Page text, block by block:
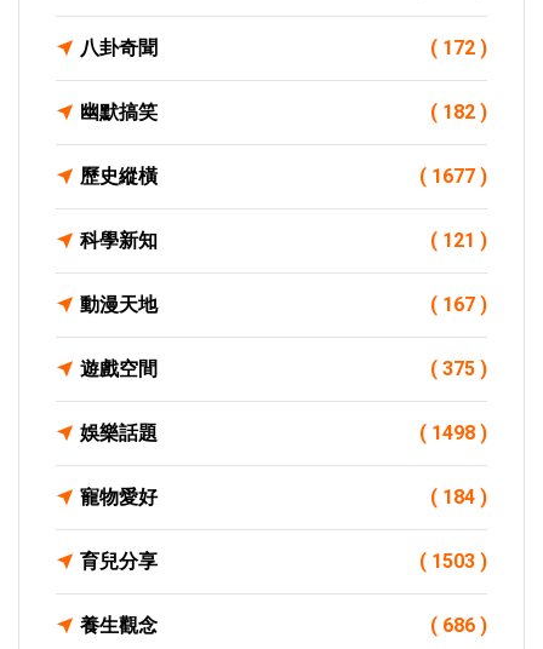
八卦奇聞 ( 172 )
幽默搞笑 ( 182 )
歷史縱橫 ( 1677 )
科學新知 ( 121 )
動漫天地 ( 167 )
遊戲空間 ( 375 )
娛樂話題 ( 1498 )
寵物愛好 ( 184 )
育兒分享 ( 1503 )
養生觀念 ( 686 )